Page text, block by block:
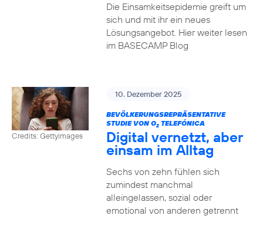
Die Einsamkeitsepidemie greift um
sich und mit ihr ein neues
Lösungsangebot. Hier weiter lesen
im BASECAMP Blog
Credits: Gettyimages
10. Dezember 2025
BEVÖLKERUNGSREPRÄSENTATIVE
STUDIE VON O2TELEFÓNICA
Digital vernetzt, aber
einsam im Alltag
Sechs von zehn fühlen sich
zumindest manchmal
alleingelassen, sozial oder
emotional von anderen getrennt